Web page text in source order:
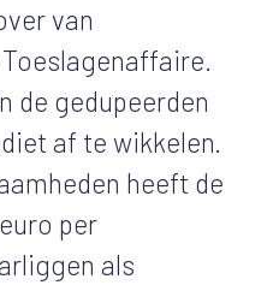
van
de gedupeerden
af te wikkelen.
heeft de
per
als